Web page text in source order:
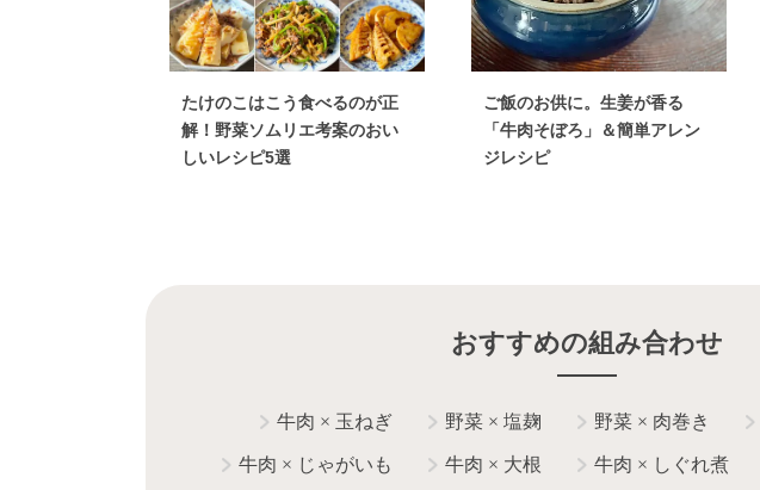
たけのこはこう食べるのが正
解！野菜ソムリエ考案のおい
しいレシピ5選
ご飯のお供に。生姜が香る
「牛肉そぼろ」＆簡単アレン
ジレシピ
おすすめの組み合わせ
牛肉 × 玉ねぎ 野菜 × 塩麹 野菜 × 肉巻き
牛肉 × じゃがいも 牛肉 × 大根 牛肉 × しぐれ煮